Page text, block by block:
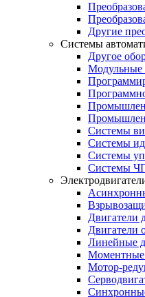
Другие
Системы
Другое
Модульные
Системы
Системы
Системы
Системы
Двигатели
Двигатели
Линейные
Моментные
Мотор-